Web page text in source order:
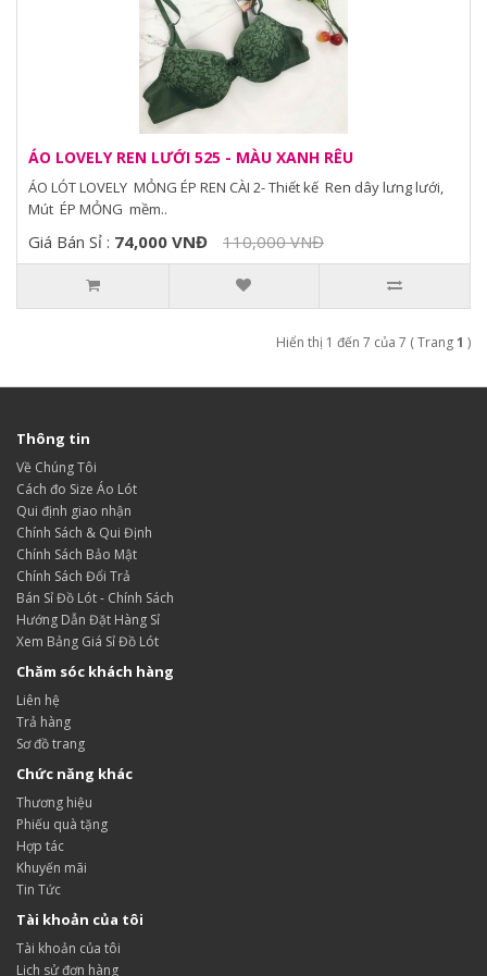
ÁO LOVELY REN LƯỚI 525 - MÀU XANH RÊU
ÁO LÓT LOVELY MỎNG ÉP REN CÀI 2- Thiết kế Ren dây lưng lưới,
Mút ÉP MỎNG mềm..
Giá Bán Sỉ : 74,000 VNĐ 110,000 VNĐ
Hiển thị 1 đến 7 của 7 ( Trang1 )
Thông tin
Về Chúng Tôi
Cách đo Size Áo Lót
Qui định giao nhận
Chính Sách & Qui Định
Chính Sách Bảo Mật
Chính Sách Đổi Trả
Bán Sỉ Đồ Lót - Chính Sách
Hướng Dẫn Đặt Hàng Sỉ
Xem Bảng Giá Sỉ Đồ Lót
Chăm sóc khách hàng
Liên hệ
Trả hàng
Sơ đồ trang
Chức năng khác
Thương hiệu
Phiếu quà tặng
Hợp tác
Khuyến mãi
Tin Tức
Tài khoản của tôi
Tài khoản của tôi
Lịch sử đơn hàng